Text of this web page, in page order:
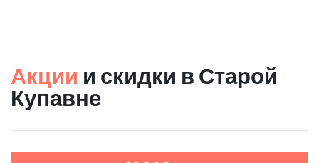
Акции и скидки в Старой
Купавне